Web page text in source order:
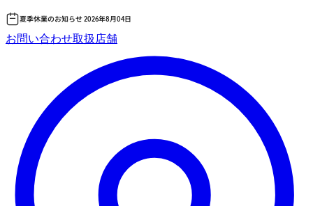
ン
ス
キッ
夏季休業のお知らせ 2026年8月04日
お問い合わせ取扱店舗